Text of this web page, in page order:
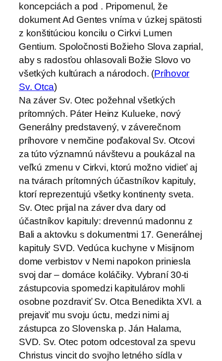
koncepciách a pod . Pripomenul, že
dokument Ad Gentes vníma v úzkej spätosti
z konštitúciou koncilu o Cirkvi Lumen
Gentium. Spoločnosti Božieho Slova zaprial,
aby s radosťou ohlasovali Božie Slovo vo
všetkých kultúrach a národoch. (Príhovor
Sv. Otca)
Na záver Sv. Otec požehnal všetkých
prítomných. Páter Heinz Kulueke, nový
Generálny predstavený, v záverečnom
príhovore v nemčine poďakoval Sv. Otcovi
za túto významnú návštevu a poukázal na
veľkú zmenu v Cirkvi, ktorú možno vidieť aj
na tvárach prítomných účastníkov kapituly,
ktorí reprezentujú všetky kontinenty sveta.
Sv. Otec prijal na záver dva dary od
účastníkov kapituly: drevennú madonnu z
Bali a aktovku s dokumentmi 17. Generálnej
kapituly SVD. Vedúca kuchyne v Misijnom
dome verbistov v Nemi napokon priniesla
svoj dar – domáce koláčiky. Vybraní 30-ti
zástupcovia spomedzi kapitulárov mohli
osobne pozdraviť Sv. Otca Benedikta XVI. a
prejaviť mu svoju úctu, medzi nimi aj
zástupca zo Slovenska p. Ján Halama,
SVD. Sv. Otec potom odcestoval za spevu
Christus vincit do svojho letného sídla v